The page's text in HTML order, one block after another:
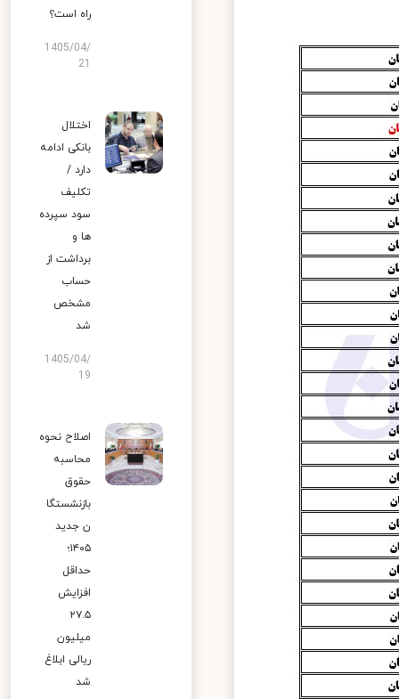
راه است؟
1405/04/
اختلال
بانکی ادامه
دارد /
تکلیف
سود سپرده
ها و
برداشت از
حساب
مشخص
شد
1405/04/
19
اصلاح نحوه
محاسبه
حقوق
بازنشستگا
ن جدید
۱۴۰۵؛
حداقل
افزایش
۲۷.۵
میلیون
ریالی ابلاغ
شد